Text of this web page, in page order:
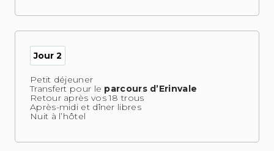
Jour 2
Petit déjeuner
Transfert pour le parcours d’Erinvale
Retour après vos 18 trous
Après-midi et dîner libres
Nuit à l’hôtel